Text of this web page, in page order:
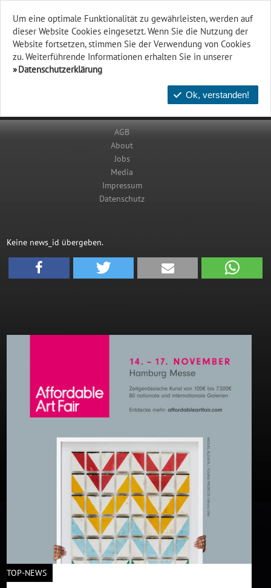
Keine news_id übergeben.
TOP-NEWS
AGB
About
Jobs
Media
Impressum
Datenschutz
Um eine optimale Funktionalität zu gewährleisten, werden auf
dieser Website Cookies eingesetzt. Wenn Sie die Nutzung der
Website fort­setzen, stimmen Sie der Verwendung von Cookies
zu. Weiterführende Informationen erhalten Sie in unserer
Datenschutzerklärung
Ok, verstanden!